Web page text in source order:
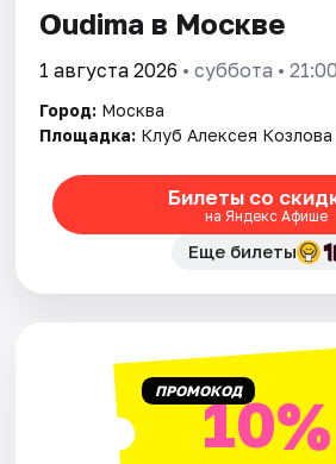
Площадки
Рейтинги
Oudima в Москве
1 августа 2026 • суббота • 21:00
Город: Москва
Площадка: Клуб Алексея
Билеты со
на Яндекс Афише
Еще билеты
ПРОМОКОД10%